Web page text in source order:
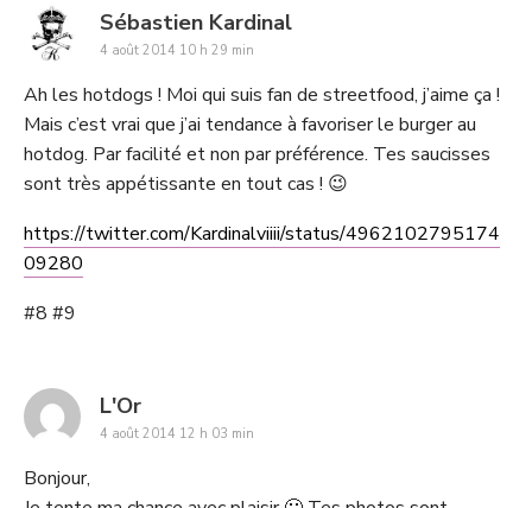
Sébastien Kardinalsays:
4 août 2014 10 h 29 min
Ah les hotdogs ! Moi qui suis fan de streetfood, j’aime ça !
Mais c’est vrai que j’ai tendance à favoriser le burger au
hotdog. Par facilité et non par préférence. Tes saucisses
sont très appétissante en tout cas ! 😉
https://twitter.com/Kardinalviiii/status/4962102795174
09280
#8 #9
L'Orsays:
4 août 2014 12 h 03 min
Bonjour,